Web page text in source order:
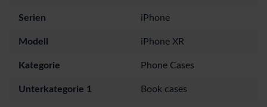
Serien iPhone
Modell iPhone XR
Kategorie Phone Cases
Unterkategorie 1 Book cases